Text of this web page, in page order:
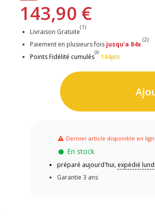
143,90 €
Livraison Gratuite
(1)
Paiement en plusieurs fois jusqu'a 84x
(2)
Points Fidélité cumulés
(3)
144pts
Dernier article disponible en
En stock
préparé aujourd'hui, expédié
Garantie 3 ans